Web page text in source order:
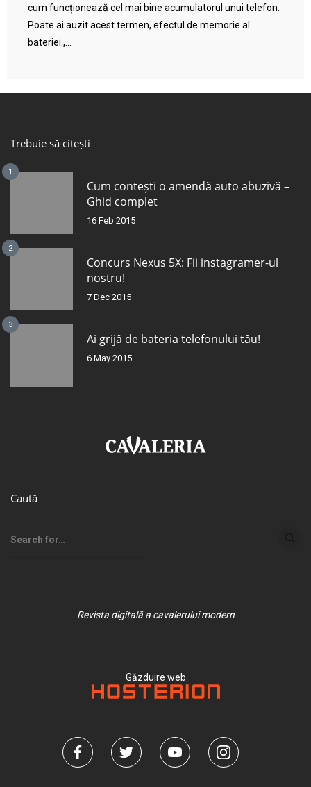
cum funcționează cel mai bine acumulatorul unui telefon.
Poate ai auzit acest termen, efectul de memorie al
bateriei.,...
Trebuie să citești
1
Cum contești o amendă auto abuzivă –
Ghid complet
16 Feb 2015
2
Concurs Nexus 5X: Fii instagramer-ul
nostru!
7 Dec 2015
3
Ai grijă de bateria telefonului tău!
6 May 2015
Caută
Revista digitală a cavalerului modern
Găzduire web